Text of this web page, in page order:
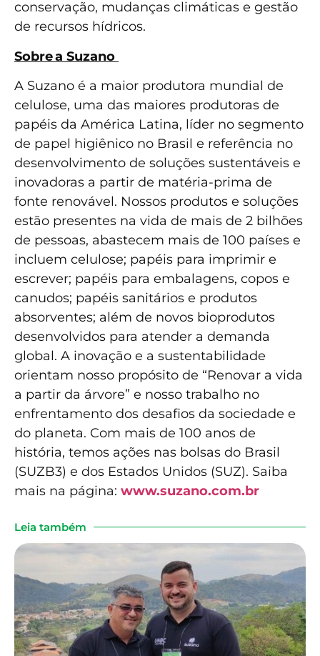
conservação, mudanças climáticas e gestão
de recursos hídricos.
Sobre a Suzano
A Suzano é a maior produtora mundial de
celulose, uma das maiores produtoras de
papéis da América Latina, líder no segmento
de papel higiênico no Brasil e referência no
desenvolvimento de soluções sustentáveis e
inovadoras a partir de matéria-prima de
fonte renovável. Nossos produtos e soluções
estão presentes na vida de mais de 2 bilhões
de pessoas, abastecem mais de 100 países e
incluem celulose; papéis para imprimir e
escrever; papéis para embalagens, copos e
canudos; papéis sanitários e produtos
absorventes; além de novos bioprodutos
desenvolvidos para atender a demanda
global. A inovação e a sustentabilidade
orientam nosso propósito de “Renovar a vida
a partir da árvore” e nosso trabalho no
enfrentamento dos desafios da sociedade e
do planeta. Com mais de 100 anos de
história, temos ações nas bolsas do Brasil
(SUZB3) e dos Estados Unidos (SUZ). Saiba
mais na página: www.suzano.com.br
Leia também